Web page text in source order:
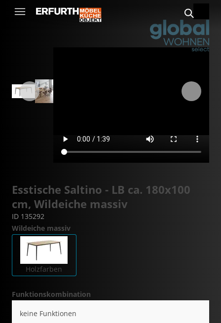
Esstische Saltino - LB ca. 180x100
cm, Wildeiche massiv
ID 135292
Wildeiche massiv
Holzfarben
Funktionskombination
keine Funktionen